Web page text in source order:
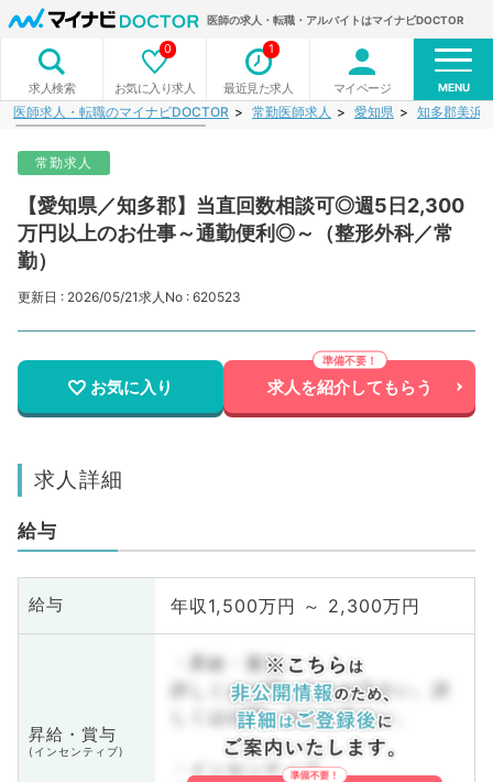
医師の求人・転職・アルバイトはマイナビDOCTOR
求人検索 お気に入り求人
0
最近見た求人
1
マイページ MENU
医師求人・転職のマイナビDOCTOR 常勤医師求人 愛知県 知多郡美浜
常勤求人
【愛知県／知多郡】当直回数相談可◎週5日2,300
万円以上のお仕事～通勤便利◎～（整形外科／常
勤）
更新日 : 2026/05/21求人No : 620523
お気に入り 求人を紹介してもらう
求人詳細
給与
給与 年収1,500万円 ～ 2,300万円
昇給・賞与
(インセンティブ)
・昇給・賞与
詳しくはお問い合わせ下さい。詳
しくはお問い合わせ下さい。
・インセンティブ